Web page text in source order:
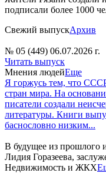
подписали более 1000
Свежий выпускАрхив
№ 05 (449) 06.07.2026 г.
Читать выпуск
Мнения людейЕще
Я горжусь тем, что
стран мира. На
писатели создали
литературы. Книги
баснословно низким...
В будущее из прошлого
Лидия Горазеева,
Недвижимость и ЖКХ